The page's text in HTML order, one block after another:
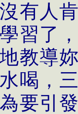
有人
習了
教導
喝，
要引